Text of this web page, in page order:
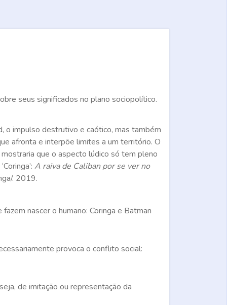
seus significados no plano sociopolítico.
o impulso destrutivo e caótico, mas também
afronta e interpõe limites a um território. O
que o aspecto lúdico só tem pleno
A raiva de Caliban por se ver no
. 2019.
nascer o humano: Coringa e Batman
provoca o conflito social:
de imitação ou representação da